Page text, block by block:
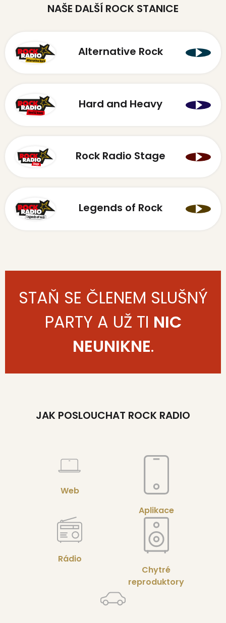
NAŠE DALŠÍ ROCK STANICE
Alternative Rock
Hard and Heavy
Rock Radio Stage
Legends of Rock
STAŇ SE ČLENEM SLUŠNÝ
PARTY A UŽ TI NIC
NEUNIKNE.
JAK POSLOUCHAT ROCK RADIO
Web
Aplikace
Rádio
Chytré
reproduktory